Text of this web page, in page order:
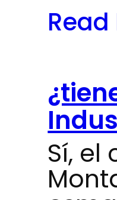
Read
Sí, el